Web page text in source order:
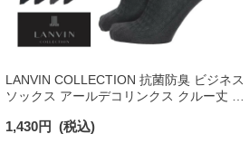
LANVIN COLLECTION 抗菌防臭 ビジネス
ソックス アールデコリンクス クルー丈 メ
1,430円 (税込)